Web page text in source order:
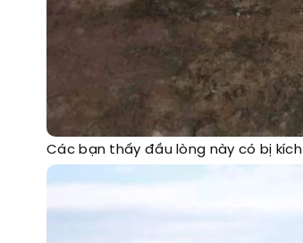
Các bạn thấy đầu lòng này có bị